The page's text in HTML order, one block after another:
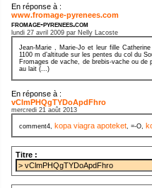
En réponse à :
www.fromage-pyrenees.com
fromage-pyrenees.com
lundi 27 avril 2009 par Nelly Lacoste
Jean-Marie , Marie-Jo et leur fille
1100 m d’altitude sur les pentes du col du
Fromages de vache, de brebis-vache ou
au lait (...)
En réponse à :
vClmPHQgTYDoApdFhro
mercredi 21 août 2013
comment4, kopa viagra apoteket, =-O,
Titre :